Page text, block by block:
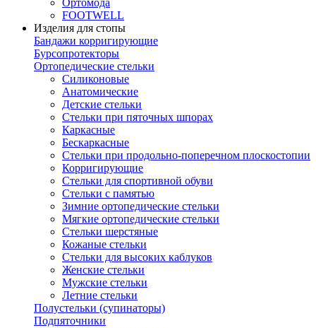
Ортомода
FOOTWELL
Изделия для стопы
Бандажи корригирующие
Бурсопротекторы
Ортопедические стельки
Силиконовые
Анатомические
Детские стельки
Стельки при пяточных шпорах
Каркасные
Бескаркасные
Стельки при продольно-поперечном плоскостопии
Корригирующие
Стельки для спортивной обуви
Стельки с памятью
Зимние ортопедические стельки
Мягкие ортопедические стельки
Стельки шерстяные
Кожаные стельки
Стельки для высоких каблуков
Женские стельки
Мужские стельки
Летние стельки
Полустельки (супинаторы)
Подпяточники